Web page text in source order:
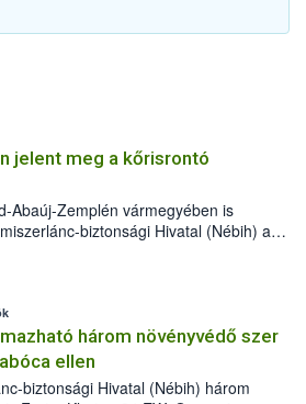
jelent meg a kőrisrontó
Abaúj-Zemplén vármegyében is
biztonsági Hivatal (Nébih) a
(Agrilus planipennis) jelenlétét. A
találták meg, de már fertőzött
az intézkedéseket a szlovák
a terjedés megállítása érdekében.
három növényvédő szer
ellen
biztonsági Hivatal (Nébih) három